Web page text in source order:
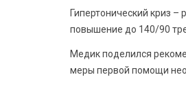
Гипертонический криз
повышение до 140/90
Медик поделился
меры первой помощи